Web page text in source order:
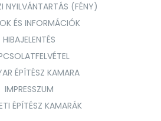
NYILVÁNTARTÁS (FÉNY)
ÉS INFORMÁCIÓK
HIBAJELENTÉS
ÉPÍTÉSZ KAMARA
IMPRESSZUM
ÉPÍTÉSZ KAMARÁK